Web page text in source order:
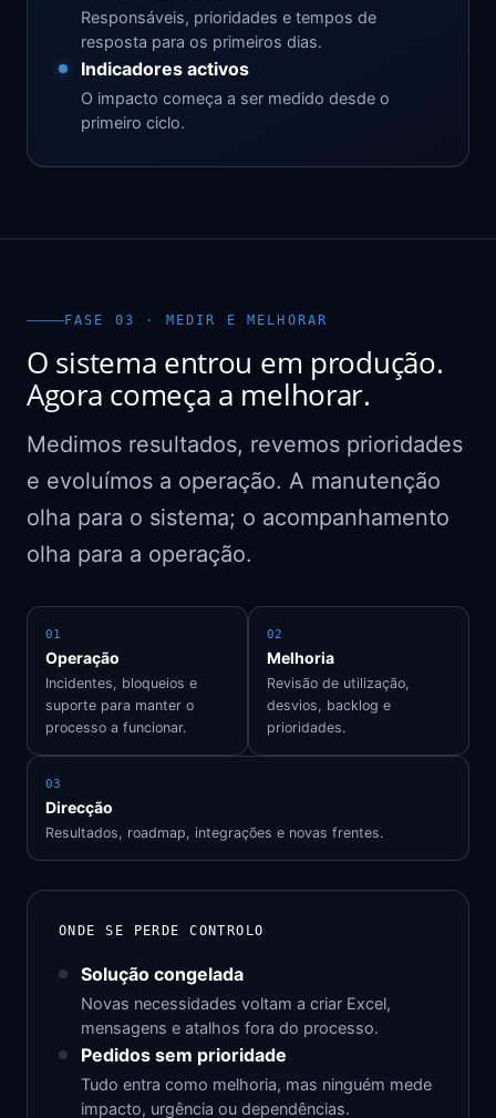
Responsáveis, prioridades e tempos de
resposta para os primeiros dias.
Indicadores activos
O impacto começa a ser medido desde o
primeiro ciclo.
FASE 03 · MEDIR E MELHORAR
O sistema entrou em produção.
Agora começa a melhorar.
Medimos resultados, revemos prioridades
e evoluímos a operação. A manutenção
olha para o sistema; o acompanhamento
olha para a operação.
01
Operação
Incidentes, bloqueios e
suporte para manter o
processo a funcionar.
02
Melhoria
Revisão de utilização,
desvios, backlog e
prioridades.
03
Direcção
Resultados, roadmap, integrações e novas frentes.
ONDE SE PERDE CONTROLO
Solução congelada
Novas necessidades voltam a criar Excel,
mensagens e atalhos fora do processo.
Pedidos sem prioridade
Tudo entra como melhoria, mas ninguém mede
impacto, urgência ou dependências.